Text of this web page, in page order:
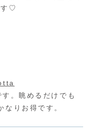
す♡
。眺めるだけでも
なりお得です。